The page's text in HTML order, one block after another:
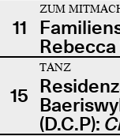
11
ZUM
15
TANZ
(D.C.P):